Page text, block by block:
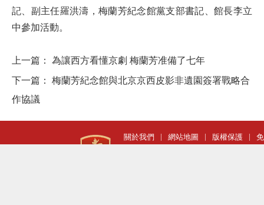
記、副主任羅洪濤，梅蘭芳紀念館黨支部書記、館長李立
中參加活動。
上一篇： 為讓西方看懂京劇 梅蘭芳准備了七年
下一篇： 梅蘭芳紀念館與北京京西皮影非遺園簽署戰略合
作協議